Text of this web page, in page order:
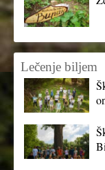
Lečenje biljem